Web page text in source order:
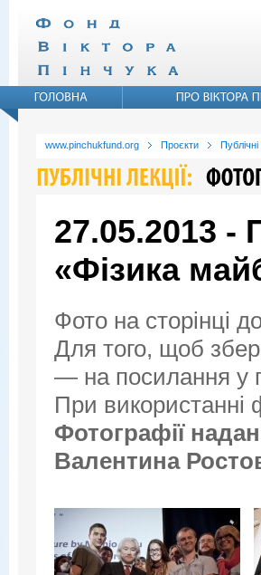
www.pinchukfund.org Проєкти Публічні
27.05.2013 -
«Фізика
Фото на сторінці
Для того, щоб
— на посилання у
При використанні
Фотографії
Валентина